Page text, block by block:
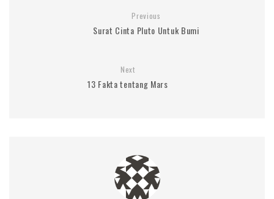
Previous
Surat Cinta Pluto Untuk Bumi
Next
13 Fakta tentang Mars